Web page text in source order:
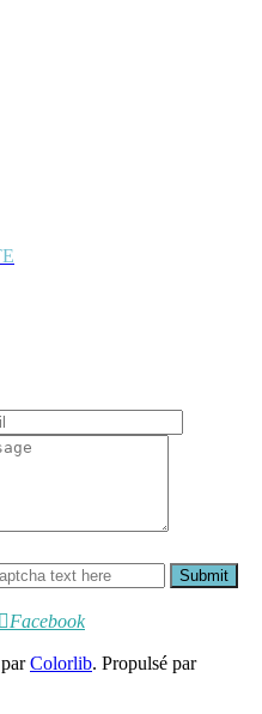
Submit
Facebook
Colorlib. Propulsé par